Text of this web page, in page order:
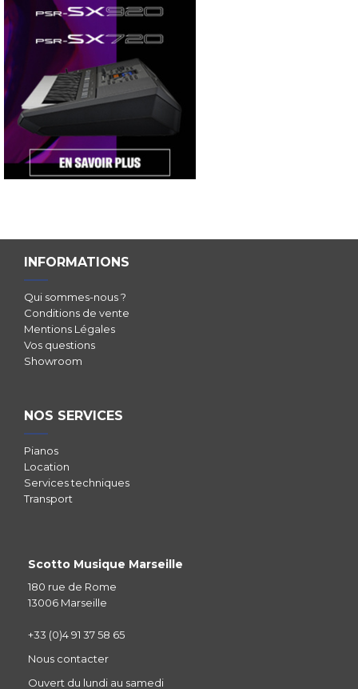
INFORMATIONS
Qui sommes-nous ?
Conditions de vente
Mentions Légales
Vos questions
Showroom
NOS SERVICES
Pianos
Location
Services techniques
Transport
Scotto Musique Marseille
180 rue de Rome
13006 Marseille
+33 (0)4 91 37 58 65
Nous contacter
Ouvert du lundi au samedi